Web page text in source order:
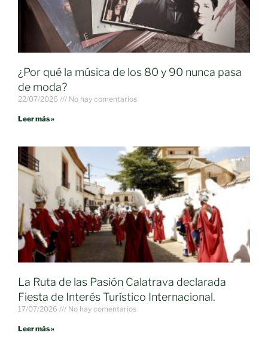
¿Por qué la música de los 80 y 90 nunca pasa
de moda?
22/07/2026 No hay comentarios
Leer más »
La Ruta de las Pasión Calatrava declarada
Fiesta de Interés Turístico Internacional.
17/07/2026 No hay comentarios
Leer más »